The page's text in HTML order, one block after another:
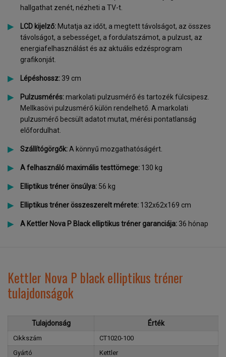
hallgathat zenét, nézheti a TV-t.
LCD kijelző: Mutatja az időt, a megtett távolságot, az összes
távolságot, a sebességet, a fordulatszámot, a pulzust, az
energiafelhasználást és az aktuális edzésprogram
grafikonját.
Lépéshossz: 39 cm
Pulzusmérés:markolati pulzusmérő és tartozék fülcsipesz.
Mellkasövi pulzusmérő külön rendelhető. A markolati
pulzusmérő becsült adatot mutat, mérési pontatlanság
előfordulhat.
Szállítógörgők:A könnyű mozgathatóságért.
A felhasználó maximális testtömege: 130 kg
Elliptikus tréner önsúlya: 56 kg
Elliptikus tréner összeszerelt mérete: 132x62x169 cm
A Kettler Nova P Black elliptikus tréner garanciája: 36 hónap
Kettler Nova P black elliptikus tréner
tulajdonságok
Tulajdonság Érték
Cikkszám
CT1020-100
Gyártó
Kettler